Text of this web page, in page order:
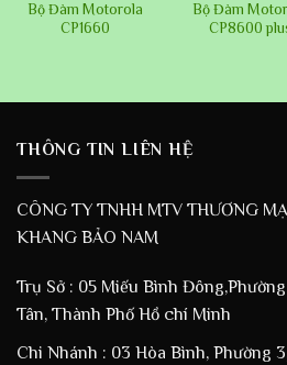
Bộ Đàm Motorola
CP1660
Bộ Đàm
CP8600
THÔNG TIN LIÊN HỆ
CÔNG TY TNHH MTV THƯƠNG
KHANG BẢO NAM
Trụ Sở : 05 Miếu Bình
Tân, Thành Phố Hồ chí Minh
Chi Nhánh : 03 Hòa Bình, Phường